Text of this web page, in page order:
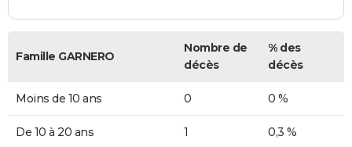
Famille GARNERO
Nombre de
décès
% des
décès
Moins de 10 ans 0 0 %
De 10 à 20 ans 1 0,3 %